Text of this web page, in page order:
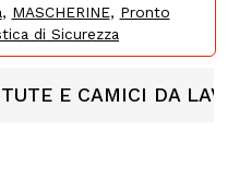
, MASCHERINE, Pronto
di Sicurezza
TUTE E CAMICI DA